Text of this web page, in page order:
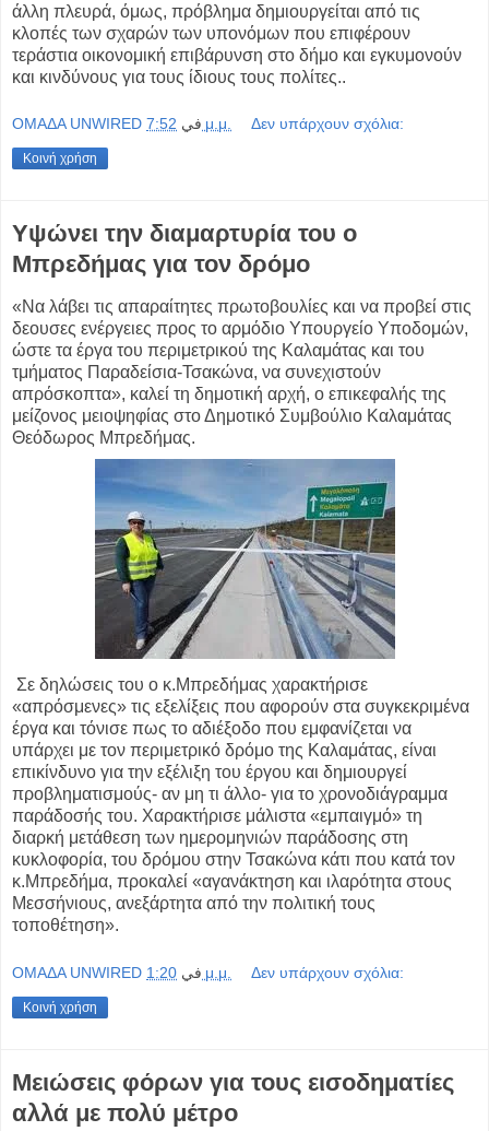
άλλη πλευρά, όμως, πρόβλημα δημιουργείται από τις
κλοπές των σχαρών των υπονόμων που επιφέρουν
τεράστια οικονομική επιβάρυνση στο δήμο και εγκυμονούν
και κινδύνους για τους ίδιους τους πολίτες..
OMAΔΑ UNWIRED في 7:52 μ.μ. Δεν υπάρχουν σχόλια:
Κοινή χρήση
Υψώνει την διαμαρτυρία του ο
Μπρεδήμας για τον δρόμο
«Να λάβει τις απαραίτητες πρωτοβουλίες και να προβεί στις
δεουσες ενέργειες προς το αρμόδιο Υπουργείο Υποδομών,
ώστε τα έργα του περιμετρικού της Καλαμάτας και του
τμήματος Παραδείσια-Τσακώνα, να συνεχιστούν
απρόσκοπτα», καλεί τη δημοτική αρχή, ο επικεφαλής της
μείζονος μειοψηφίας στο Δημοτικό Συμβούλιο Καλαμάτας
Θεόδωρος Μπρεδήμας.
Σε δηλώσεις του ο κ.Μπρεδήμας χαρακτήρισε
«απρόσμενες» τις εξελίξεις που αφορούν στα συγκεκριμένα
έργα και τόνισε πως το αδιέξοδο που εμφανίζεται να
υπάρχει με τον περιμετρικό δρόμο της Καλαμάτας, είναι
επικίνδυνο για την εξέλιξη του έργου και δημιουργεί
προβληματισμούς- αν μη τι άλλο- για το χρονοδιάγραμμα
παράδοσής του. Χαρακτήρισε μάλιστα «εμπαιγμό» τη
διαρκή μετάθεση των ημερομηνιών παράδοσης στη
κυκλοφορία, του δρόμου στην Τσακώνα κάτι που κατά τον
κ.Μπρεδήμα, προκαλεί «αγανάκτηση και ιλαρότητα στους
Μεσσήνιους, ανεξάρτητα από την πολιτική τους
τοποθέτηση».
OMAΔΑ UNWIRED في 1:20 μ.μ. Δεν υπάρχουν σχόλια:
Κοινή χρήση
Μειώσεις φόρων για τους εισοδηματίες
αλλά με πολύ μέτρο